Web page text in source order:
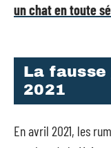
un chat en toute
La
2021
En avril 2021, les